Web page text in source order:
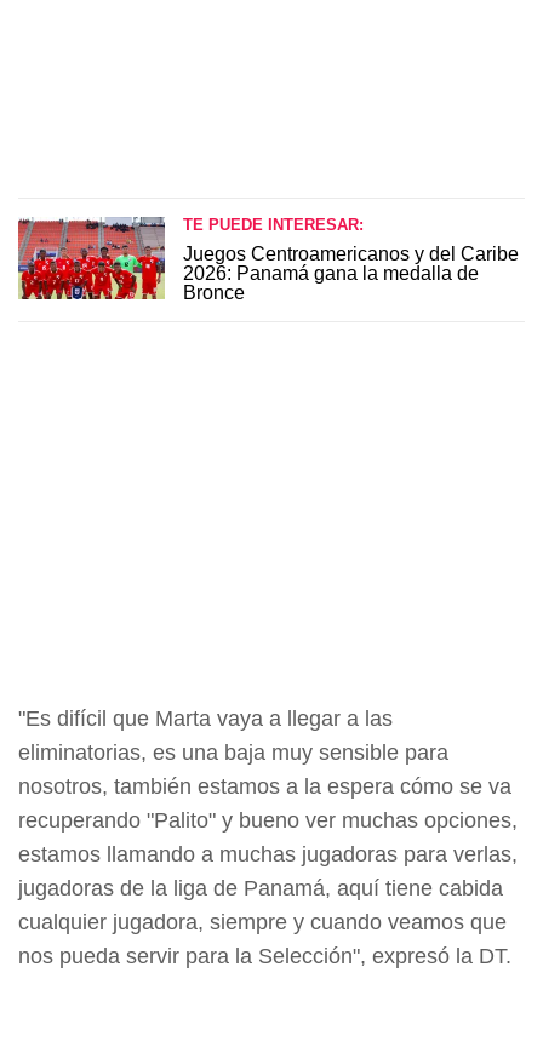
TE PUEDE INTERESAR:
Juegos Centroamericanos y del Caribe
2026: Panamá gana la medalla de
Bronce
"Es difícil que Marta vaya a llegar a las
eliminatorias, es una baja muy sensible para
nosotros, también estamos a la espera cómo se va
recuperando "Palito" y bueno ver muchas opciones,
estamos llamando a muchas jugadoras para verlas,
jugadoras de la liga de Panamá, aquí tiene cabida
cualquier jugadora, siempre y cuando veamos que
nos pueda servir para la Selección", expresó la DT.